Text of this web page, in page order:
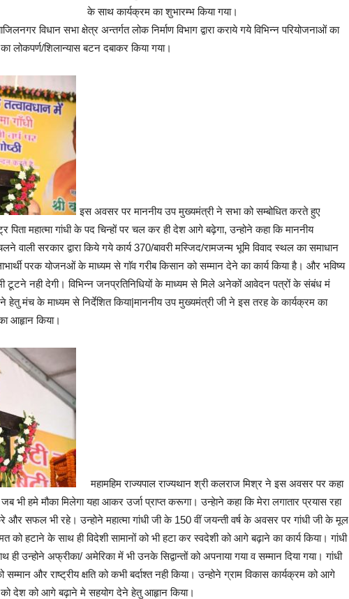
के साथ कार्यक्रम का शुभारम्भ किया गया।
विधान सभा क्षेत्र अन्तर्गत लोक निर्माण विभाग द्वारा कराये गये विभिन्न परियोजनाओं का
शिलान्यास बटन दबाकर किया गया।
इस अवसर पर माननीय उप मुख्यमंत्री ने सभा को सम्बोधित करते हुए
महात्मा गांधी के पद चिन्हों पर चल कर ही देश आगे बढ़ेगा, उन्होने कहा कि माननीय
वाली सरकार द्वारा किये गये कार्य 370/बावरी मस्जिद/रामजन्म भूमि विवाद स्थल का समाधान
परक योजनओं के माध्यम से गाॅव गरीब किसान को सम्मान देने का कार्य किया है। और भविष्य
नही देगी। विभिन्न जनप्रतिनिधियों के माध्यम से मिले अनेकों आवेदन पत्रों के संबंध मं
हेतु मंच के माध्यम से निर्देशित किया|माननीय उप मुख्यमंत्री जी ने इस तरह के कार्यक्रम का
आहृान किया।
महामहिम राज्यपाल राज्यथान श्री कलराज मिश्र ने इस अवसर पर कहा
भी हमे मौका मिलेगा यहा आकर उर्जा प्राप्त करूगा। उन्हेाने कहा कि मेरा लगातार प्रयास रहा
और सफल भी रहे। उन्होने महात्मा गांधी जी के 150 वीं जयन्ती वर्ष के अवसर पर गांधी जी के मूल
को हटाने के साथ ही विदेशी सामानों को भी हटा कर स्वदेशी को आगे बढ़ाने का कार्य किया। गांधी
ही उन्होने अफ्रीका/ अमेरिका में भी उनके सिद्वान्तों को अपनाया गया व सम्मान दिया गया। गांधी
और राष्ट्रीय क्षति को कभी बर्दाश्त नही किया। उन्होने ग्राम विकास कार्यक्रम को आगे
को देश को आगे बढ़ाने मे सहयोग देने हेतु आहृान किया।